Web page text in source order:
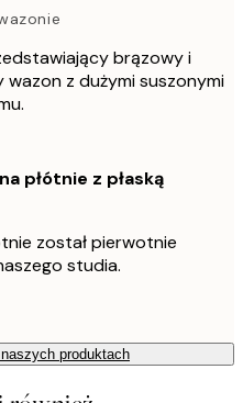
brązowy i
z dużymi suszonymi
płótnie z płaską
został pierwotnie
studia.
produktach